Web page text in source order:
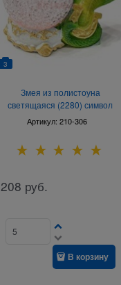
3
Змея из полистоуна
светящаяся (2280) символ
2025 года
Артикул: 210-306
208 руб.
В корзину